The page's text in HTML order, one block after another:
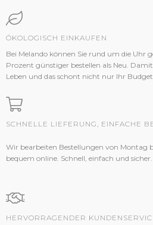
ÖKOLOGISCH EINKAUFEN
Bei Melando können Sie rund um die Uhr
Prozent günstiger bestellen als Neu.
Leben und das schont nicht nur Ihr
SCHNELLE LIEFERUNG, EINFACHE
Wir bearbeiten Bestellungen von Montag
bequem online. Schnell, einfach und sicher.
HERVORRAGENDER